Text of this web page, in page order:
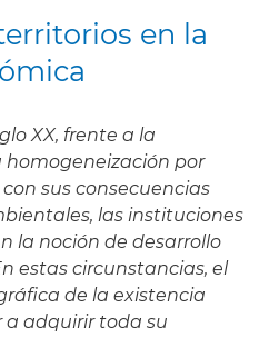
en la
XX, frente a la
por
sus consecuencias
las instituciones
la noción de desarrollo
estas circunstancias, el
de la existencia
a adquirir toda su